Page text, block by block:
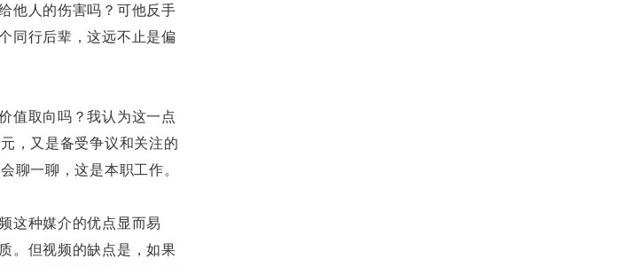
他人的伤害吗？可他反手
同行后辈，这远不止是偏
值取向吗？我认为这一点
，又是备受争议和关注的
聊一聊，这是本职工作。
这种媒介的优点显而易
。但视频的缺点是，如果